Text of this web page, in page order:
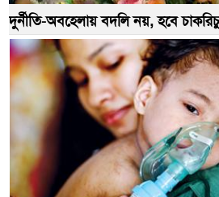
দুর্নীতি-অবহেলায় বদলি নয়, হবে